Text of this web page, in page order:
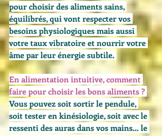
pour choisir des aliments sains,
équilibrés, qui vont respecter vos
besoins physiologiques mais aussi
votre taux vibratoire et nourrir votre
âme par leur énergie subtile.
En alimentation intuitive, comment
faire pour choisir les bons aliments ?
Vous pouvez soit sortir le pendule,
soit tester en kinésiologie, soit avec le
ressenti des auras dans vos mains… le